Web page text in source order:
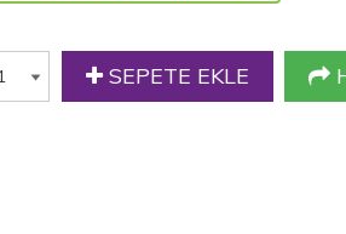
SEPETE EKLE